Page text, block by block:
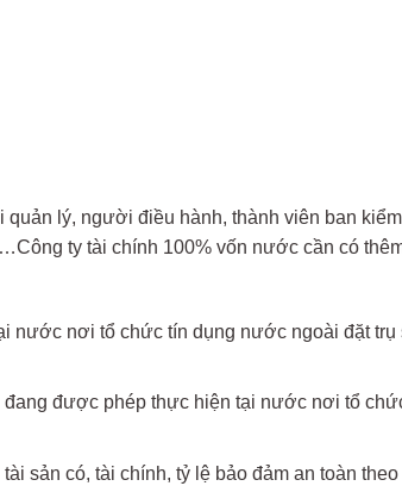
lý, người điều hành, thành viên ban
ty tài chính 100% vốn nước cần có
nước nơi tổ chức tín dụng nước ngoài đặt trụ
được phép thực hiện tại nước nơi tổ
sản có, tài chính, tỷ lệ bảo đảm an toàn